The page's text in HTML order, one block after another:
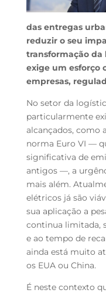
das entregas
reduzir o seu
transformação da
exige um esforço
empresas,
No setor da
particularmente
alcançados, como
norma Euro VI —
significativa de
antigos —, a
mais além.
elétricos já são
sua aplicação a
continua limitada,
e ao tempo de
ainda está muito
os EUA ou China.
É neste contexto